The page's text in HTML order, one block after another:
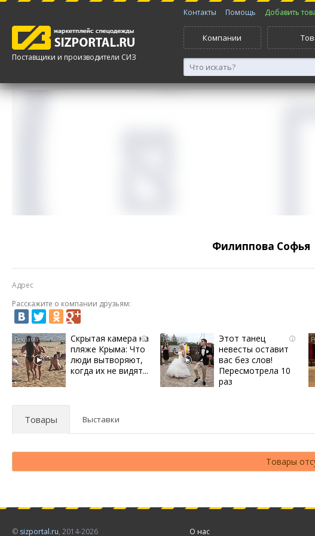
Поставщики и производители СИЗ
Контакты Помощь Добавить
Компании
Филиппова Софья
Адрес
Расскажите о компании друзьям:
i
Скрытая камера на
пляже Крыма: Что
люди вытворяют,
когда их не видят...
i
Этот танец
невесты оставит
вас без слов!
Пересмотрела 10
раз
Товары Выставки
Товары
© sizportal.ru, 2014-2026 О нас